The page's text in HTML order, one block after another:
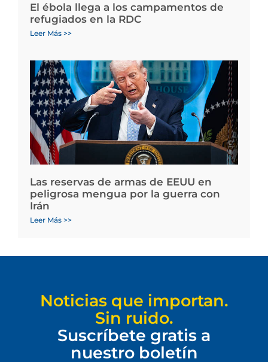
El ébola llega a los campamentos de
refugiados en la RDC
Leer Más >>
Las reservas de armas de EEUU en
peligrosa mengua por la guerra con
Irán
Leer Más >>
Noticias que importan.
Sin ruido.
Suscríbete gratis a
nuestro boletín